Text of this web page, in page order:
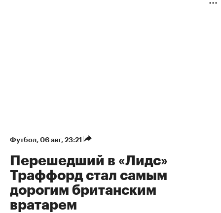
Футбол⁠, 06 авг, 23:21
Перешедший в «Лидс»
Траффорд стал самым
дорогим британским
вратарем